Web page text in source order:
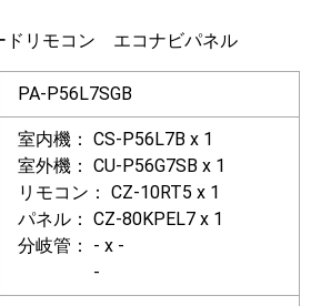
リモコン エコナビパネル
PA-P56L7SGB
室内機： CS-P56L7B x 1
室外機： CU-P56G7SB x 1
リモコン： CZ-10RT5 x 1
パネル： CZ-80KPEL7 x 1
分岐管： - x -
-